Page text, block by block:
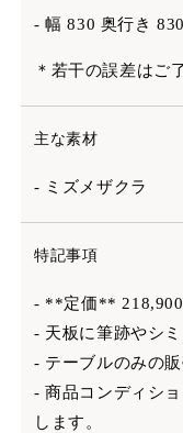
- 幅 830 奥行き
＊若干の誤差はご
主な素材
- ミズメザクラ
特記事項
- **定価**
- 天板に筆跡やシミ
- テーブルのみの
- 商品コンディシ
します。